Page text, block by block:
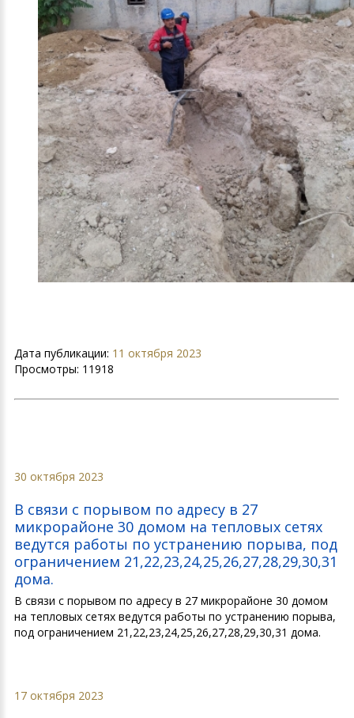
Дата публикации: 11 октября 2023
Просмотры: 11918
30 октября 2023
В связи с порывом по адресу в 27
микрорайоне 30 домом на тепловых сетях
ведутся работы по устранению порыва, под
ограничением 21,22,23,24,25,26,27,28,29,30,31
дома.
В связи с порывом по адресу в 27 микрорайоне 30 домом
на тепловых сетях ведутся работы по устранению порыва,
под ограничением 21,22,23,24,25,26,27,28,29,30,31 дома.
17 октября 2023